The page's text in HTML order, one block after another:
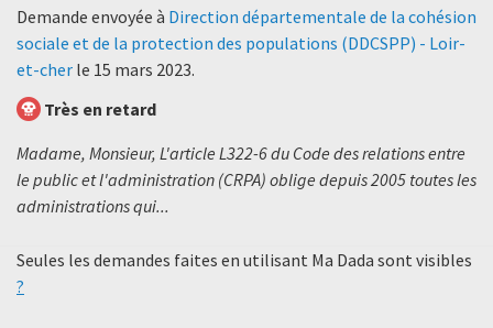
Demande envoyée à Direction départementale de la cohésion
sociale et de la protection des populations (DDCSPP) - Loir-
et-cher le 15 mars 2023.
Très en retard
Madame, Monsieur, L'article L322-6 du Code des relations entre
le public et l'administration (CRPA) oblige depuis 2005 toutes les
administrations qui...
Seules les demandes faites en utilisant Ma Dada sont visibles
?